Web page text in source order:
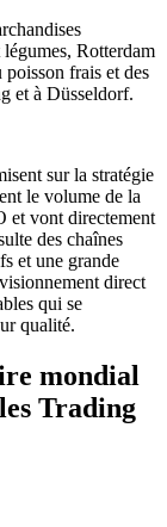
légumes, Rotterdam
frais et des
et à Düsseldorf.
sur la stratégie
le volume de la
et vont directement
des chaînes
et une grande
direct
qui se
qualité.
mondial
Trading